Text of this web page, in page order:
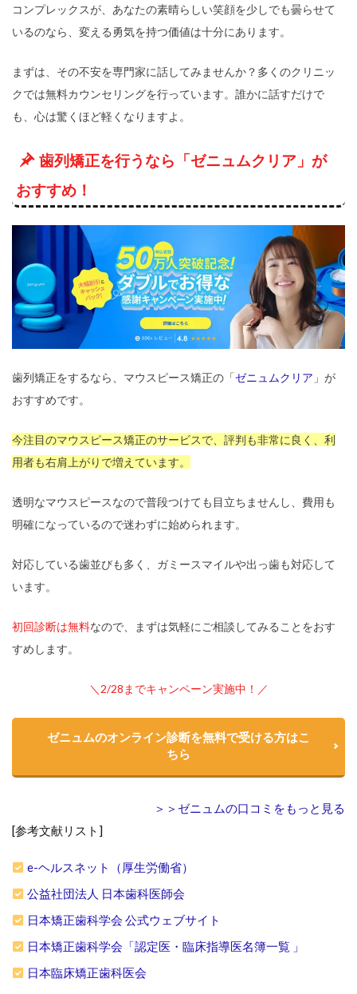
コンプレックスが、あなたの素晴らしい笑顔を少しでも曇らせて
いるのなら、変える勇気を持つ価値は十分にあります。
まずは、その不安を専門家に話してみませんか？多くのクリニッ
クでは無料カウンセリングを行っています。誰かに話すだけで
も、心は驚くほど軽くなりますよ。
歯列矯正を行うなら「ゼニュムクリア」が
おすすめ！
歯列矯正をするなら、マウスピース矯正の「ゼニュムクリア 」が
おすすめです。
今注目のマウスピース矯正のサービスで、評判も非常に良く、利
用者も右肩上がりで増えています。
透明なマウスピースなので普段つけても目立ちませんし、費用も
明確になっているので迷わずに始められます。
対応している歯並びも多く、ガミースマイルや出っ歯も対応して
います。
初回診断は無料なので、まずは気軽にご相談してみることをおす
すめします。
＼2/28までキャンペーン実施中！／
ゼニュムのオンライン診断を無料で受ける方はこ
ちら
＞＞ゼニュムの口コミをもっと見る
[参考文献リスト]
e-ヘルスネット（厚生労働省）
公益社団法人 日本歯科医師会
日本矯正歯科学会 公式ウェブサイト
日本矯正歯科学会「認定医・臨床指導医名簿一覧 」
日本臨床矯正歯科医会